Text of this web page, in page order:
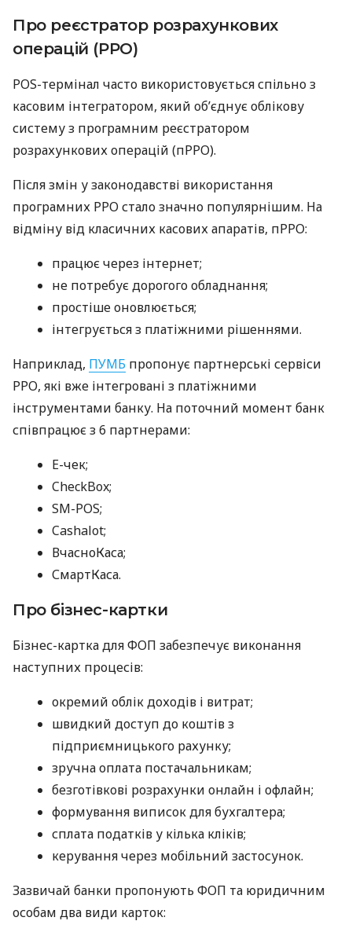
Про реєстратор розрахункових
операцій (РРО)
POS-термінал часто використовується спільно з
касовим інтегратором, який об’єднує облікову
систему з програмним реєстратором
розрахункових операцій (пРРО).
Після змін у законодавстві використання
програмних РРО стало значно популярнішим. На
відміну від класичних касових апаратів, пРРО:
працює через інтернет;
не потребує дорогого обладнання;
простіше оновлюється;
інтегрується з платіжними рішеннями.
Наприклад, ПУМБ пропонує партнерські сервіси
РРО, які вже інтегровані з платіжними
інструментами банку. На поточний момент банк
співпрацює з 6 партнерами:
E-чек;
CheckBox;
SM-POS;
Cashalot;
ВчасноКаса;
СмартКаса.
Про бізнес-картки
Бізнес-картка для ФОП забезпечує виконання
наступних процесів:
окремий облік доходів і витрат;
швидкий доступ до коштів з
підприємницького рахунку;
зручна оплата постачальникам;
безготівкові розрахунки онлайн і офлайн;
формування виписок для бухгалтера;
сплата податків у кілька кліків;
керування через мобільний застосунок.
Зазвичай банки пропонують ФОП та юридичним
особам два види карток: